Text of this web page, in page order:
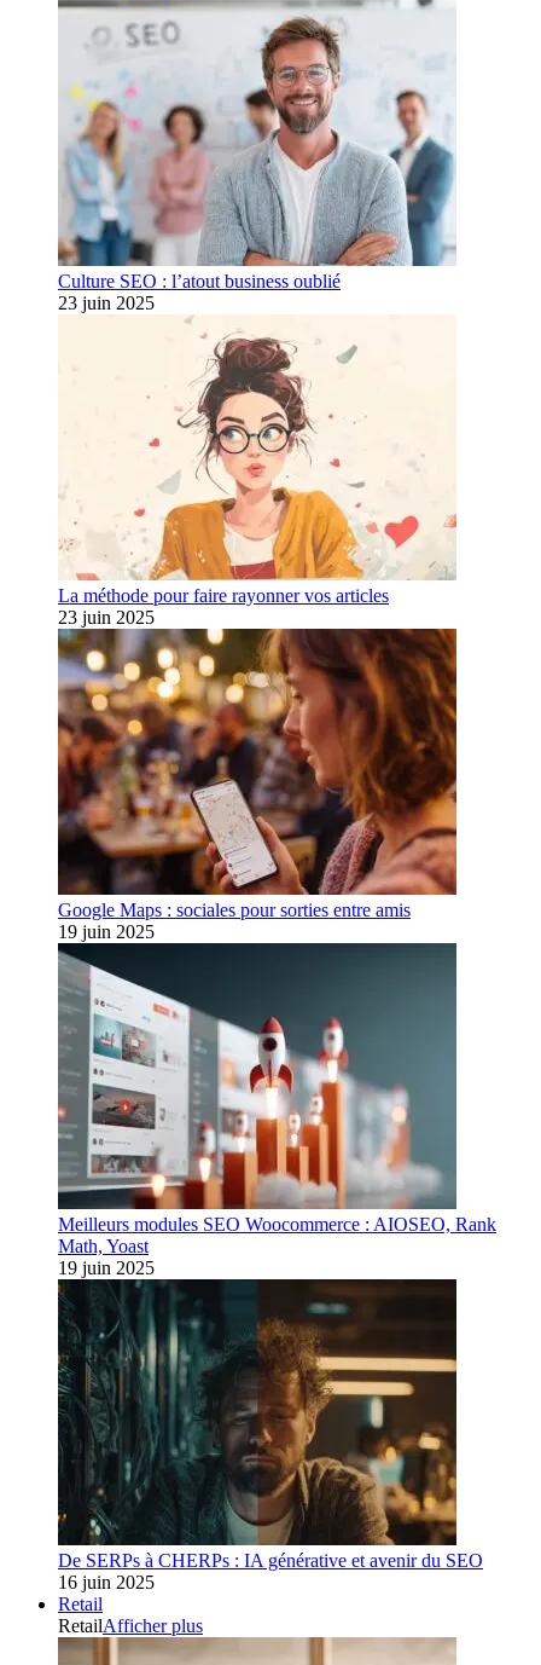
Culture SEO : l’atout business oublié
23 juin 2025
La méthode pour faire rayonner vos articles
23 juin 2025
Google Maps : sociales pour sorties entre amis
19 juin 2025
Meilleurs modules SEO Woocommerce : AIOSEO, Rank
Math, Yoast
19 juin 2025
De SERPs à CHERPs : IA générative et avenir du SEO
16 juin 2025
Retail
RetailAfficher plus